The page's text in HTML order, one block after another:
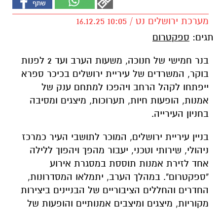
מערכת ירושלים נט / 10:05 16.12.25
תגים: ספקטרום
בנר חמישי של חנוכה, משעות הערב ועד 2 לפנות
בוקר, המשרדים של עיריית ירושלים בכיכר ספרא
ייפתחו לקהל הרחב ויהפכו למתחם ענק של
אמנות, הופעות חיות, תערוכות, מיצגים ומסיבה
בחניון העירייה.
בניין עיריית ירושלים, המוכר לתושבי העיר כמרכז
ניהולי, שירותי וטכני, יעבור מהפך ויהפוך ללילה
אחד לזירת אמנות תוססת במסגרת אירוע
"ספקטרום". במהלך הערב, יתמלאו המסדרונות,
החדרים והחללים הציבוריים של הבניינים ביצירות
מקוריות, מיצגים ומיצבים אמנותיים והופעות של